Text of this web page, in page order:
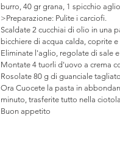
burro, 40 gr grana, 1 spicchio
>Preparazione: Pulite i carciofi.
Scaldate 2 cucchiai di olio in una
bicchiere di acqua calda, coprite
Eliminate l'aglio, regolate di sale
Montate 4 tuorli d'uovo a crema
Rosolate 80 g di guanciale
Ora Cuocete la pasta in
minuto, trasferite tutto nella
Buon appetito